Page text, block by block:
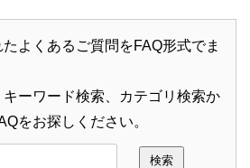
よくあるご質問をFAQ形式でま
ーワード検索、カテゴリ検索か
をお探しください。
検索